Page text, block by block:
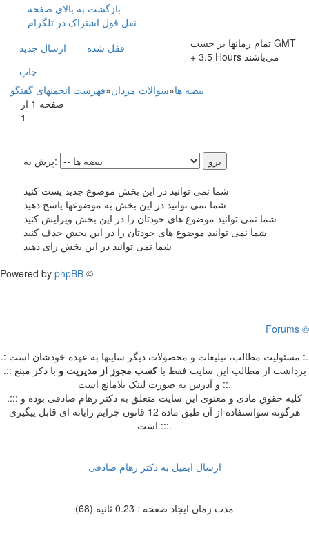
بازگشت به بالای صفحه
نقل قول اشتراک در تلگرام
ارسال جديد
قفل شده
چاپ
تمام زمانها بر حسب GMT
+ 3.5 Hours می‌باشند
فهرست انجمنهای گفتگو»سوالات مردان»بیضه ها
صفحه 1 از
1
پرش به:
شما نمی توانید در این بخش موضوع جدید پست کنید
شما نمی توانید در این بخش به موضوعها پاسخ دهید
شما نمی توانید موضوع های خودتان را در این بخش ویرایش کنید
شما نمی توانید موضوع های خودتان را در این بخش حذف کنید
شما نمی توانید در این بخش رای دهید
Powered by phpBB ©
Forums ©
.: مسئوليت مطالب، تبليغات و محصولات ديگر سايتها به عهده خودشان است :.
.:: برداشت از مطالب اين سايت فقط باکسب مجوز از مدیریت و با ذکر مبنع
و آدرس به صورت لینک بلامانع است ::.
.::: کلیه حقوق مادی و معنوی این سایت متعلق به دکتر رهام صادقی بوده و
هرگونه سواستفاده از آن طبق ماده 12 قانون جرایم رایانه ای قابل پیگیری
است :::.
ارسال ایمیل به دکتر رهام صادقی
مدت زمان ایجاد صفحه : 0.23 ثانیه (68)